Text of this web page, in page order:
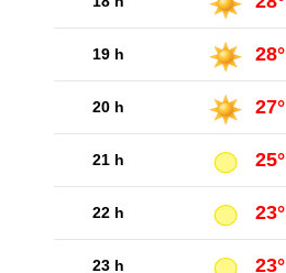
19 h 28°
20 h 27°
21 h 25°
22 h 23°
23 h 23°